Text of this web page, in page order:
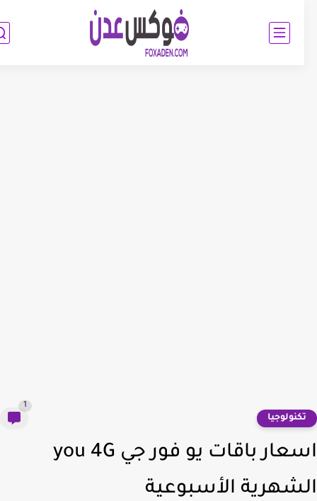
اسعار باقات يو فور جي you 4G
الأسبوعية